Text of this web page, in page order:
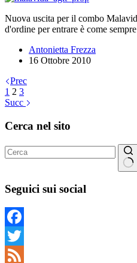
Nuova uscita per il combo
d'ordine per entrare è come
Antonietta Frezza
16 Ottobre 2010
Prec
1 2 3
Succ
Cerca nel sito
risultato
Seguici sui social
Facebook
Twitter